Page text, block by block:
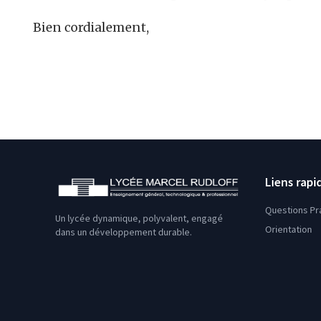
Bien cordialement,
Un lycée dynamique, polyvalent, engagé
dans un développement durable.
Liens
Questions
Orientation